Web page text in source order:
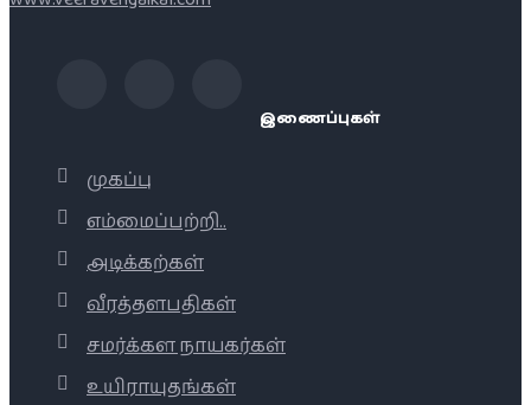
இணைப்புகள்
முகப்பு
எம்மைப்பற்றி..
அடிக்கற்கள்
வீரத்தளபதிகள்
சமர்க்கள நாயகர்கள்
உயிராயுதங்கள்